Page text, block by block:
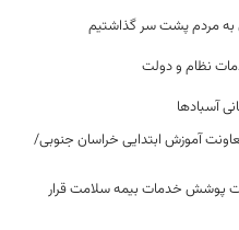
به مردم پشت سر گذاشتیم
نظام و دولت
آسبادها
آموزش ابتدایی خراسان جنوبی/
تحت پوشش خدمات بیمه سلامت قرار